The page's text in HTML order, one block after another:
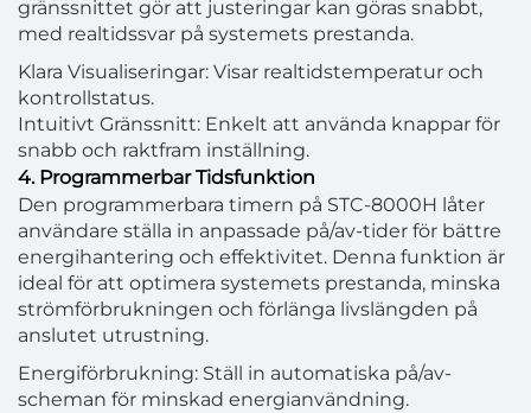
gränssnittet gör att justeringar kan göras snabbt,
med realtidssvar på systemets prestanda.
Klara Visualiseringar: Visar realtidstemperatur och
kontrollstatus.
Intuitivt Gränssnitt: Enkelt att använda knappar för
snabb och raktfram inställning.
4. Programmerbar Tidsfunktion
Den programmerbara timern på STC-8000H låter
användare ställa in anpassade på/av-tider för bättre
energihantering och effektivitet. Denna funktion är
ideal för att optimera systemets prestanda, minska
strömförbrukningen och förlänga livslängden på
anslutet utrustning.
Energiförbrukning: Ställ in automatiska på/av-
scheman för minskad energianvändning.